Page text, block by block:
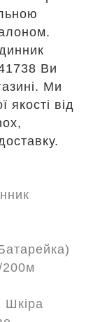
Ви
Ми
якості від
200м
Шкіра